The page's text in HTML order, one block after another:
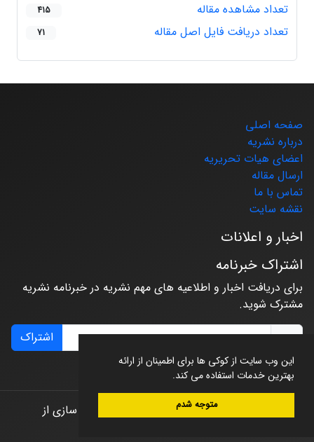
این وب سایت از کوکی ها برای اطمینان از ارائه
بهترین خدمات استفاده می کند.
متوجه شدم
تعداد مشاهده مقاله
415
تعداد دریافت فایل اصل مقاله 71
صفحه اصلی
درباره نشریه
اعضای هیات تحریریه
ارسال مقاله
تماس با ما
نقشه سایت
اخبار و اعلانات
اشتراک خبرنامه
برای دریافت اخبار و اطلاعیه های مهم نشریه در خبرنامه نشریه
مشترک شوید.
اشتراک
© سامانه مدیریت نشریات علمی.
طراحی و پیاده سازی از